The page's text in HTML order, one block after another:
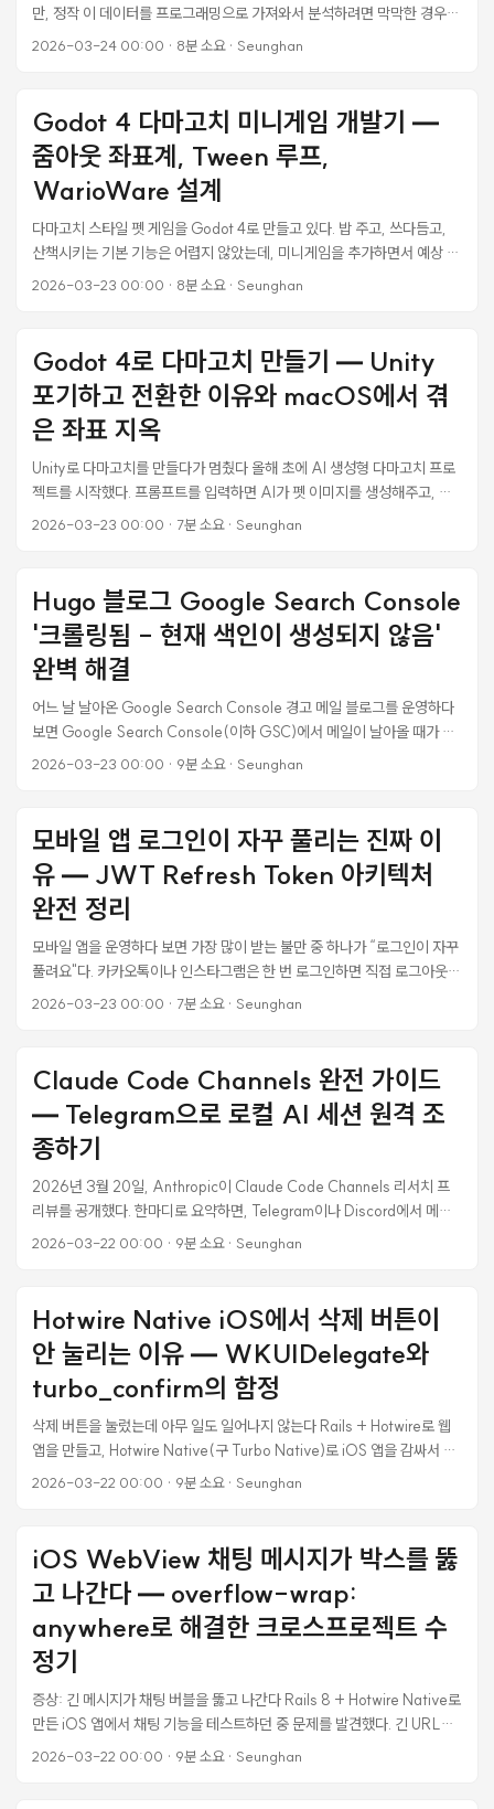
만, 정작 이 데이터를 프로그래밍으로 가져와서 분석하려면 막막한 경우가
많다. 특히 한국 시장은 KRX가 투자자별 매매동향을 공개하고 있어 데이
록한다. pykrx가 완전히 깨져서 네이버 증권 크롤링으로 우회한 과정,
lightweight-charts로 누적 순매수 차트를 구현하면서 Y축 포맷팅에서
막힌 부분, 그리고 실제 데이터를 수집해서 대시보드에 연결하기까지의 전
체 과정이다. ...
2026-03-24 00:00 · 8분 소요· Seunghan
Godot 4 다마고치 미니게임 개발기 —
줌아웃 좌표계, Tween 루프,
WarioWare 설계
다마고치 스타일 펫 게임을 Godot 4로 만들고 있다. 밥 주고, 쓰다듬고,
산책시키는 기본 기능은 어렵지 않았는데, 미니게임을 추가하면서 예상 못
한 문제가 쏟아졌다. 똥 피하기 게임 하나 만드는데 좌표계 문제로 반나절
지는 함정까지 실제로 겪은 삽질을 정리한다. Godot 4 Tween의
set_loops() 함정 에러 상황 똥이 하늘에서 떨어지면서 회전하는 애니메
이션을 넣으려고 이렇게 작성했다: ...
2026-03-23 00:00 · 8분 소요· Seunghan
Godot 4로 다마고치 만들기 — Unity
포기하고 전환한 이유와 macOS에서 겪
은 좌표 지옥
Unity로 다마고치를 만들다가 멈췄다 올해 초에 AI 생성형 다마고치 프로
젝트를 시작했다. 프롬프트를 입력하면 AI가 펫 이미지를 생성해주고, 밥
주고 씻기고 놀아주면서 키우는 방치형 게임이다. 처음에는 당연히 Unity
다. 문제는 바이브코딩이었다. Claude Code로 게임 로직을 짜는데,
Unity의 .unity 씬 파일은 직렬화된 YAML에 GUID 참조가 가득하다. AI
가 씬 구조를 읽고 이해하기가 사실상 불가능했다. C# 코드는 그나마 낫지
만, Unity는 하나의 기능을 구현하는 패턴이 너무 다양하다.
MonoBehaviour 싱글톤, ScriptableObject 이벤트, 의존성 주입,
ECS — AI가 프로젝트에서 어떤 패턴을 쓰는지 먼저 파악해야 코드를 짤
수 있다. 이건 느리다. ...
2026-03-23 00:00 · 7분 소요· Seunghan
Hugo 블로그 Google Search Console
'크롤링됨 - 현재 색인이 생성되지 않음'
완벽 해결
어느 날 날아온 Google Search Console 경고 메일 블로그를 운영하다
보면 Google Search Console(이하 GSC)에서 메일이 날아올 때가 있
다. 대부분은 “색인 생성이 완료되었습니다” 같은 좋은 소식이지만, 이번
되었지만, 검색 결과에는 나타나지 않는 상태였다. 이전에 유효성 검사를
요청했지만 실패로 돌아왔다. 무엇이 문제인지, 어떻게 해결했는지 기록한
다. ‘크롤링됨 - 현재 색인이 생성되지 않음’이란? Google의 페이지 색인
생성 과정은 크게 3단계로 나뉜다: ...
2026-03-23 00:00 · 9분 소요· Seunghan
모바일 앱 로그인이 자꾸 풀리는 진짜 이
유 — JWT Refresh Token 아키텍처
완전 정리
모바일 앱을 운영하다 보면 가장 많이 받는 불만 중 하나가 “로그인이 자꾸
풀려요"다. 카카오톡이나 인스타그램은 한 번 로그인하면 직접 로그아웃하
기 전까지 영원히 유지되는데, 내 앱은 왜 하루만 지나면 다시 로그인하라
“TTL을 늘려라"가 아니라, JWT 인증 시스템의 구조적 문제를 하나씩 찾
아가는 과정이다. 증상: 1시간마다 로그인이 풀림 앱을 백그라운드에 두었
다가 1시간 후에 열면 로그인 화면으로 돌아간다. 사용 중에는 문제가 없는
데, 잠깐 앱을 닫았다 열면 세션이 사라진다. ...
2026-03-23 00:00 · 7분 소요· Seunghan
Claude Code Channels 완전 가이드
— Telegram으로 로컬 AI 세션 원격 조
종하기
2026년 3월 20일, Anthropic이 Claude Code Channels 리서치 프
리뷰를 공개했다. 한마디로 요약하면, Telegram이나 Discord에서 메시
지를 보내면 집에 있는 내 Mac의 Claude Code가 코드를 짜고 파일을 수
다, 커밋했어요” 답장이 오는 식이다. 설정하면서 꽤 삽질을 했다. 이 글은
그 과정을 그대로 기록한 문서다. Claude Code Channels가 뭔가 기본
아키텍처 Claude Code Channels는 MCP(Model Context
Protocol) 기반 플러그인이다. Claude Code 세션 안에 Telegram 또는
Discord와 연결된 MCP 서버를 서브프로세스로 띄우고, 외부 메시지를
세션 안으로 밀어넣는(push) 구조다. ...
2026-03-22 00:00 · 9분 소요· Seunghan
Hotwire Native iOS에서 삭제 버튼이
안 눌리는 이유 — WKUIDelegate와
turbo_confirm의 함정
삭제 버튼을 눌렀는데 아무 일도 일어나지 않는다 Rails + Hotwire로 웹
앱을 만들고, Hotwire Native(구 Turbo Native)로 iOS 앱을 감싸서 배
포하는 구조를 쓰고 있었다. 웹에서는 모든 것이 잘 동작했다. 삭제 버튼을
무 반응이 없었다. 에러도 없고, 크래시도 없고, 그냥 조용히 무시됐다. 상
태 변경 버튼, 라운드 추가/삭제 버튼, 토너먼트 삭제 버튼 —
turbo_confirm이 붙은 모든 버튼이 죽어있었다. ...
2026-03-22 00:00 · 9분 소요· Seunghan
iOS WebView 채팅 메시지가 박스를 뚫
고 나간다 — overflow-wrap:
anywhere로 해결한 크로스프로젝트 수
정기
증상: 긴 메시지가 채팅 버블을 뚫고 나간다 Rails 8 + Hotwire Native로
만든 iOS 앱에서 채팅 기능을 테스트하던 중 문제를 발견했다. 긴 URL이
나 공백 없는 연속 문자열을 보내면 메시지가 채팅 버블 영역을 벗어나 화
2026-03-22 00:00 · 9분 소요· Seunghan